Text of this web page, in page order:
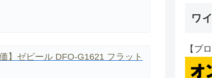
】ゼピール DFO-G1621 フラット
ワ
【プ